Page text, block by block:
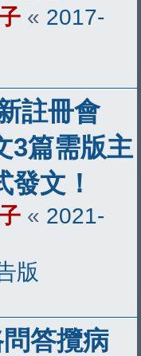
« 2017-
註冊會
3篇需版主
文！
« 2021-
版
答攬病